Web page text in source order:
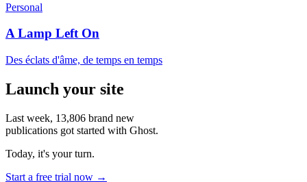
Personal
A Lamp Left On
Des éclats d'âme, de temps en temps
Launch your site
Last week, 13,806 brand new
publications got started with Ghost.
Today, it's your turn.
Start a free trial now →